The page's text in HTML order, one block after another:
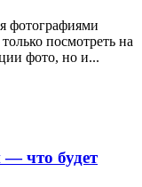
фотографиями
посмотреть на
фото, но и...
— что будет